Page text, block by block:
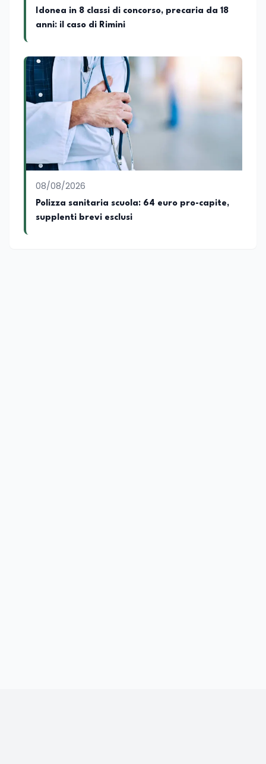
operatori del settore educativo. È inoltre
docente di Comunicazione presso la
mediazione linguistica, dove mette a
disposizione delle nuove generazioni di
professionisti della comunicazione il
proprio bagaglio di competenze
giornalistiche, analitiche e accademiche.
Idonea in 8 classi di concorso, precaria da 18
anni: il caso di Rimini
08/08/2026
Polizza sanitaria scuola: 64 euro pro-capite,
supplenti brevi esclusi